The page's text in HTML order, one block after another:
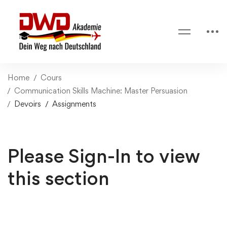
Home
Cours
Communication Skills Machine: Master Persuasion
Devoirs
Assignments
Please Sign-In to view
this section